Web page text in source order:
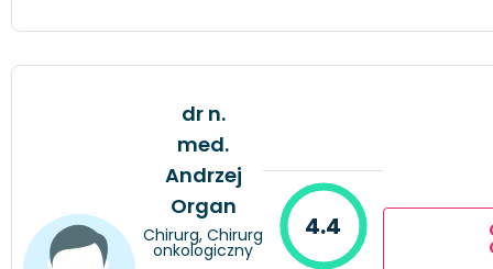
dr n.
med.
Andrzej
Organ
Chirurg, Chirurg
onkologiczny
4.4